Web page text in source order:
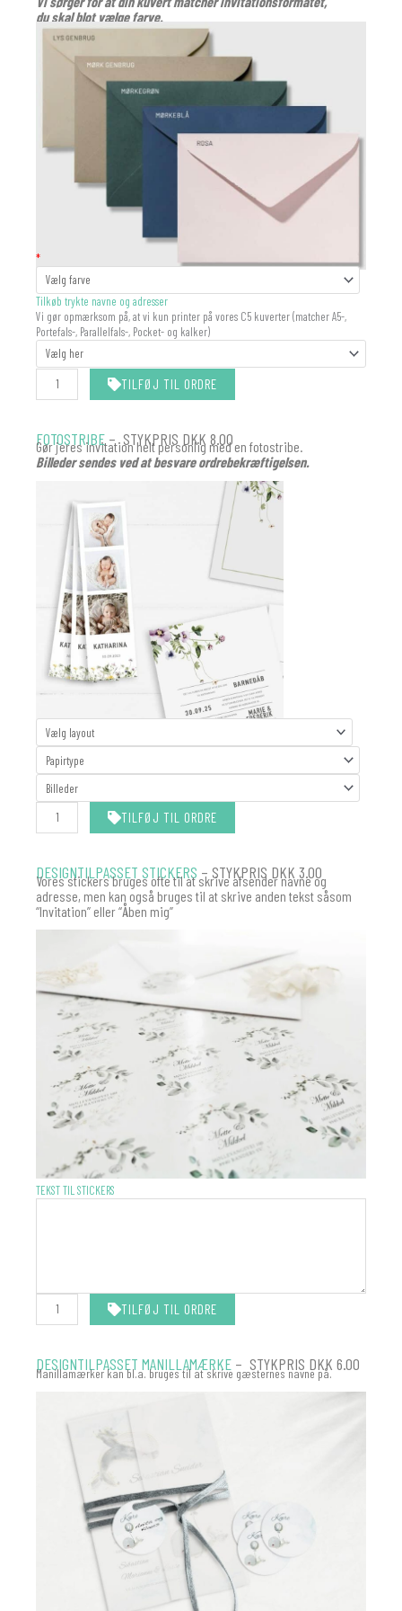
du skal blot vælge farve.
*
Tilkøb trykte navne og adresser
Vi gør opmærksom på, at vi kun printer på vores C5 kuverter (matcher A5-,
Portefals-, Parallelfals-, Pocket- og kalker)
KUVERT
antal
TILFØJ TIL ORDRE
FOTOSTRIBE– STYKPRIS DKK 8.00
Gør jeres invitation helt personlig med en fotostribe.
Billeder sendes ved at besvare ordrebekræftigelsen.
Fotostribe
Barnedåb
antal
TILFØJ TIL ORDRE
DESIGNTILPASSET STICKERS – STYKPRIS DKK 3.00
Vores stickers bruges ofte til at skrive afsender navne og
adresse, men kan også bruges til at skrive anden tekst såsom
“Invitation” eller “Åben mig”
TEKST TIL STICKERS
STICKERS
-
TILFØJ TIL ORDRE
DESIGNTILPASSET MANILLAMÆRKE – STYKPRIS DKK 6.00
Manillamærker kan bl.a. bruges til at skrive gæsternes navne på.